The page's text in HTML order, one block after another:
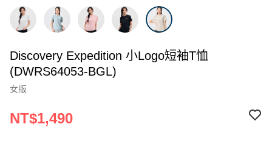
Discovery Expedition 小Logo短袖T恤
(DWRS64053-BGL)
女版
NT$1,490